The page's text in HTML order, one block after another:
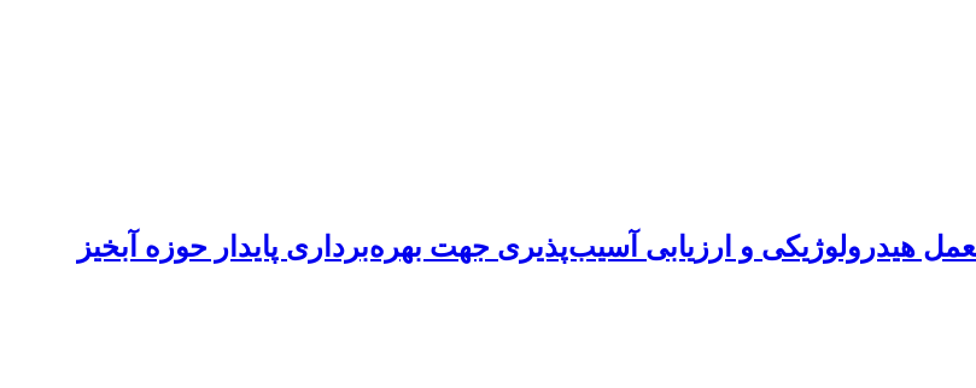
هیدرولوژیکی و ارزیابی آسیب‌پذیری جهت بهره‌برداری پایدار حوزه آبخیز